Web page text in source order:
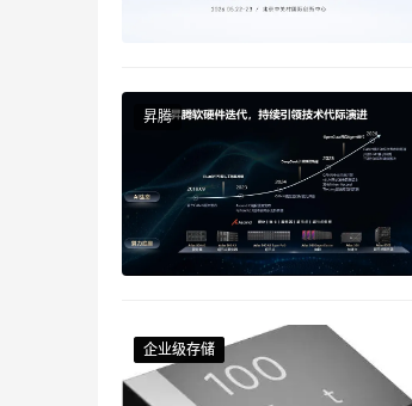
昇腾
企业级存储
企业级存储
企业级存储
企业级存储